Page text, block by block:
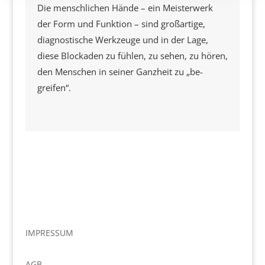
Die menschlichen Hände – ein Meisterwerk
der Form und Funktion – sind großartige,
diagnostische Werkzeuge und in der Lage,
diese Blockaden zu fühlen, zu sehen, zu hören,
den Menschen in seiner Ganzheit zu „be-
greifen“.
IMPRESSUM